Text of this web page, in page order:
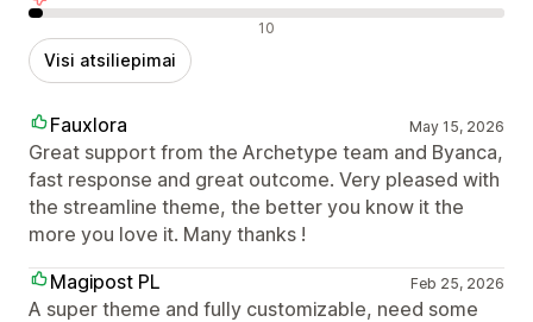
Neigiami atsiliepimai 10
Visi atsiliepimai
Fauxlora May 15, 2026
Great support from the Archetype team and Byanca,
fast response and great outcome. Very pleased with
the streamline theme, the better you know it the
more you love it. Many thanks !
Magipost PL
Feb 25, 2026
A super theme and fully customizable, need some